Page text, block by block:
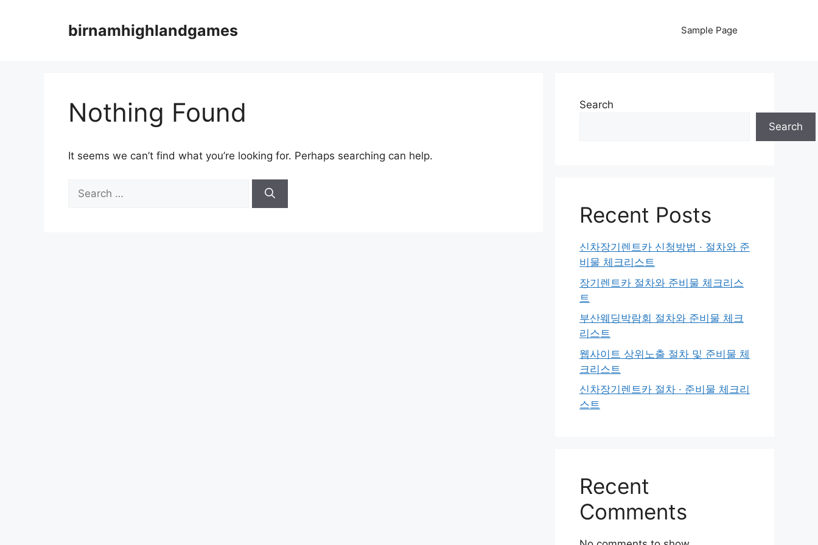
birnamhighlandgames Sample Page
Nothing Found
It seems we can’t find what you’re looking for. Perhaps searching can help.
for:
Search
Search
Recent Posts
신차장기렌트카 신청방법 · 절차와 준
비물 체크리스트
장기렌트카 절차와 준비물 체크리스
트
부산웨딩박람회 절차와 준비물 체크
리스트
웹사이트 상위노출 절차 및 준비물 체
크리스트
신차장기렌트카 절차 · 준비물 체크리
스트
Recent
Comments